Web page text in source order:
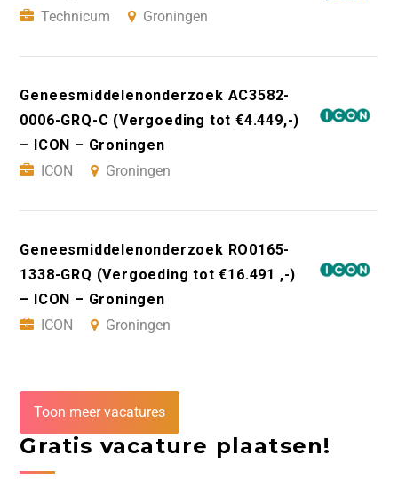
Technicum
Groningen
Geneesmiddelenonderzoek AC3582-
0006-GRQ-C (Vergoeding tot €4.449,-)
– ICON – Groningen
ICON
Groningen
Geneesmiddelenonderzoek RO0165-
1338-GRQ (Vergoeding tot €16.491 ,-)
– ICON – Groningen
ICON
Groningen
Toon meer vacatures
Gratis vacature plaatsen!